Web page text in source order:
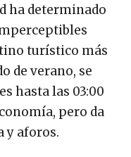
ha determinado
turístico más
de verano, se
hasta las 03:00
pero da
y aforos.